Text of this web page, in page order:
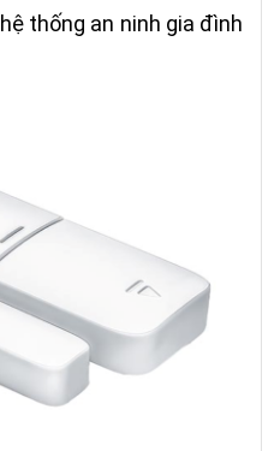
thống an ninh gia đình